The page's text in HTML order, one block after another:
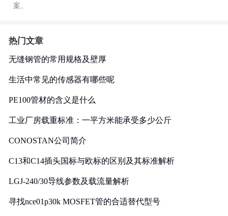
案。
热门文章
无缝钢管的常用规格及壁厚
生活中常见的传感器有哪些呢
PE100管材的含义是什么
工业厂房载重标准：一平方米能承受多少公斤
CONOSTAN公司简介
C13和C14插头国标与欧标的区别及其标准解析
LGJ-240/30导线参数及载流量解析
寻找nce01p30k MOSFET管的合适替代型号